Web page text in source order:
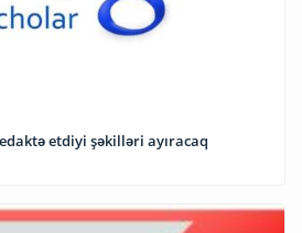
etdiyi şəkilləri ayıracaq